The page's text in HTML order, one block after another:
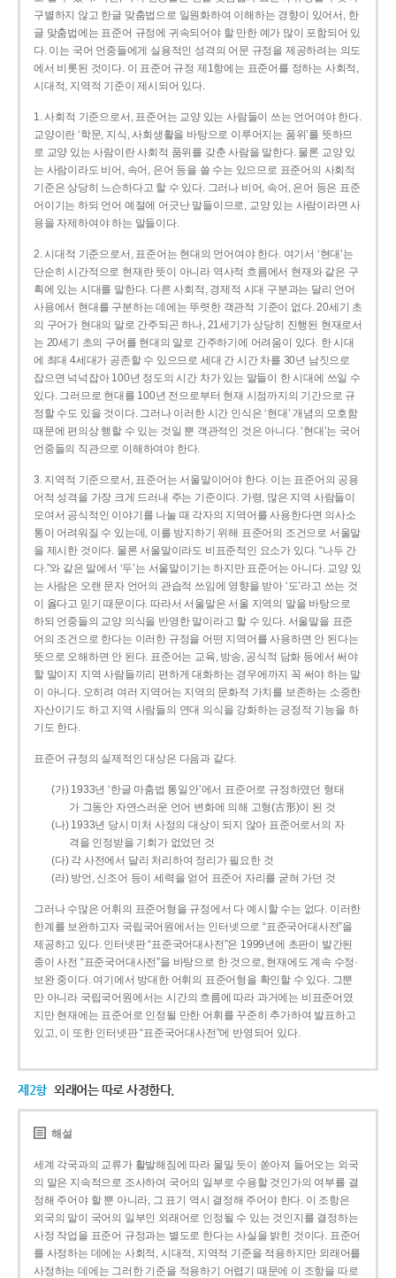
구별하지 않고 한글 맞춤법으로 일원화하여 이해하는 경향이 있어서, 한
글 맞춤법에는 표준어 규정에 귀속되어야 할 만한 예가 많이 포함되어 있
다. 이는 국어 언중들에게 실용적인 성격의 어문 규정을 제공하려는 의도
에서 비롯된 것이다. 이 표준어 규정 제1항에는 표준어를 정하는 사회적,
시대적, 지역적 기준이 제시되어 있다.
1. 사회적 기준으로서, 표준어는 교양 있는 사람들이 쓰는 언어여야 한다.
교양이란 ‘학문, 지식, 사회생활을 바탕으로 이루어지는 품위’를 뜻하므
로 교양 있는 사람이란 사회적 품위를 갖춘 사람을 말한다. 물론 교양 있
는 사람이라도 비어, 속어, 은어 등을 쓸 수는 있으므로 표준어의 사회적
기준은 상당히 느슨하다고 할 수 있다. 그러나 비어, 속어, 은어 등은 표준
어이기는 하되 언어 예절에 어긋난 말들이므로, 교양 있는 사람이라면 사
용을 자제하여야 하는 말들이다.
2. 시대적 기준으로서, 표준어는 현대의 언어여야 한다. 여기서 ‘현대’는
단순히 시간적으로 현재란 뜻이 아니라 역사적 흐름에서 현재와 같은 구
획에 있는 시대를 말한다. 다른 사회적, 경제적 시대 구분과는 달리 언어
사용에서 현대를 구분하는 데에는 뚜렷한 객관적 기준이 없다. 20세기 초
의 구어가 현대의 말로 간주되곤 하나, 21세기가 상당히 진행된 현재로서
는 20세기 초의 구어를 현대의 말로 간주하기에 어려움이 있다. 한 시대
에 최대 4세대가 공존할 수 있으므로 세대 간 시간 차를 30년 남짓으로
잡으면 넉넉잡아 100년 정도의 시간 차가 있는 말들이 한 시대에 쓰일 수
있다. 그러므로 현대를 100년 전으로부터 현재 시점까지의 기간으로 규
정할 수도 있을 것이다. 그러나 이러한 시간 인식은 ‘현대’ 개념의 모호함
때문에 편의상 행할 수 있는 것일 뿐 객관적인 것은 아니다. ‘현대’는 국어
언중들의 직관으로 이해하여야 한다.
3. 지역적 기준으로서, 표준어는 서울말이어야 한다. 이는 표준어의 공용
어적 성격을 가장 크게 드러내 주는 기준이다. 가령, 많은 지역 사람들이
모여서 공식적인 이야기를 나눌 때 각자의 지역어를 사용한다면 의사소
통이 어려워질 수 있는데, 이를 방지하기 위해 표준어의 조건으로 서울말
을 제시한 것이다. 물론 서울말이라도 비표준적인 요소가 있다. “나두 간
다.”와 같은 말에서 ‘두’는 서울말이기는 하지만 표준어는 아니다. 교양 있
는 사람은 오랜 문자 언어의 관습적 쓰임에 영향을 받아 ‘도’라고 쓰는 것
이 옳다고 믿기 때문이다. 따라서 서울말은 서울 지역의 말을 바탕으로
하되 언중들의 교양 의식을 반영한 말이라고 할 수 있다. 서울말을 표준
어의 조건으로 한다는 이러한 규정을 어떤 지역어를 사용하면 안 된다는
뜻으로 오해하면 안 된다. 표준어는 교육, 방송, 공식적 담화 등에서 써야
할 말이지 지역 사람들끼리 편하게 대화하는 경우에까지 꼭 써야 하는 말
이 아니다. 오히려 여러 지역어는 지역의 문화적 가치를 보존하는 소중한
자산이기도 하고 지역 사람들의 연대 의식을 강화하는 긍정적 기능을 하
기도 한다.
표준어 규정의 실제적인 대상은 다음과 같다.
(가) 1933년 ‘한글 마춤법 통일안’에서 표준어로 규정하였던 형태
가 그동안 자연스러운 언어 변화에 의해 고형(古形)이 된 것
(나) 1933년 당시 미처 사정의 대상이 되지 않아 표준어로서의 자
격을 인정받을 기회가 없었던 것
(다) 각 사전에서 달리 처리하여 정리가 필요한 것
(라) 방언, 신조어 등이 세력을 얻어 표준어 자리를 굳혀 가던 것
그러나 수많은 어휘의 표준어형을 규정에서 다 예시할 수는 없다. 이러한
한계를 보완하고자 국립국어원에서는 인터넷으로 “표준국어대사전”을
제공하고 있다. 인터넷판 “표준국어대사전”은 1999년에 초판이 발간된
종이 사전 “표준국어대사전”을 바탕으로 한 것으로, 현재에도 계속 수정·
보완 중이다. 여기에서 방대한 어휘의 표준어형을 확인할 수 있다. 그뿐
만 아니라 국립국어원에서는 시간의 흐름에 따라 과거에는 비표준어였
지만 현재에는 표준어로 인정될 만한 어휘를 꾸준히 추가하여 발표하고
있고, 이 또한 인터넷판 “표준국어대사전”에 반영되어 있다.
제2항 외래어는 따로 사정한다.
해설
세계 각국과의 교류가 활발해짐에 따라 물밀 듯이 쏟아져 들어오는 외국
의 말은 지속적으로 조사하여 국어의 일부로 수용할 것인가의 여부를 결
정해 주어야 할 뿐 아니라, 그 표기 역시 결정해 주어야 한다. 이 조항은
외국의 말이 국어의 일부인 외래어로 인정될 수 있는 것인지를 결정하는
사정 작업을 표준어 규정과는 별도로 한다는 사실을 밝힌 것이다. 표준어
를 사정하는 데에는 사회적, 시대적, 지역적 기준을 적용하지만 외래어를
사정하는 데에는 그러한 기준을 적용하기 어렵기 때문에 이 조항을 따로